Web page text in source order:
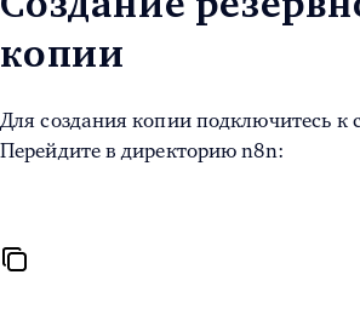
копии
Для создания копии подключитесь к
Перейдите в директорию n8n: